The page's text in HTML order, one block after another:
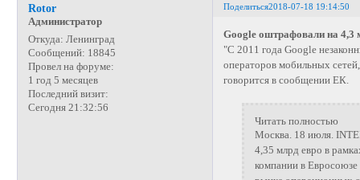
Поделиться2018-07-18 19:14:50
Rotor
Администратор
Откуда: Ленинград
Сообщений: 18845
Провел на форуме:
1 год 5 месяцев
Последний визит:
Сегодня 21:32:56
Google оштрафовали на 4,3
"С 2011 года Google
операторов мобильных
говорится в сообщении ЕК.
Читать полностью
Москва. 18 июля.
4,35 млрд евро в
компании в